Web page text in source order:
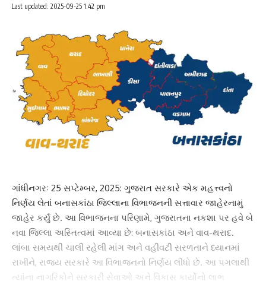
Last updated: 2025-09-25 1:42 pm
ગાંધીનગરઃ 25 સપ્ટેમ્બર, 2025: ગુજરાત સરકારે એક મહત્ત્વનો
નિર્ણય લેતાં બનાસકાંઠા જિલ્લાના વિભાજનની સત્તાવાર જાહેરનામું
જાહેર કર્યું છે. આ વિભાજનના પરિણામે, ગુજરાતના નકશા પર હવે બે
નવા જિલ્લા અસ્તિત્વમાં આવ્યા છે: બનાસકાંઠા અને વાવ-થરાદ.
લાંબા સમયથી ચાલી રહેલી માંગ અને વહીવટી સરળતાને ધ્યાનમાં
રાખીને, રાજ્ય સરકારે આ વિભાજનનો નિર્ણય લીધો છે. આ પગલાથી
ત્યાંના નાગરિકોને સરકારી સેવાઓ અને વિકાસ કાર્યોનો લાભ